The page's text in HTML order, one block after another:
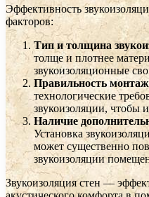
Эффективность
факторов:
Тип и толщина
толще и плотнее
звукоизоляционные
Правильность
технологические
звукоизоляции, чтобы
Наличие
Установка
может существенно
звукоизоляции
Звукоизоляция стен —